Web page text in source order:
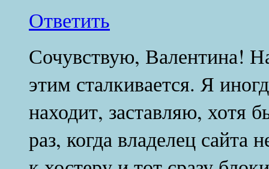
Ответить
Сочувствую, Валентина!
этим сталкивается. Я
находит, заставляю, хотя
раз, когда владелец сайта